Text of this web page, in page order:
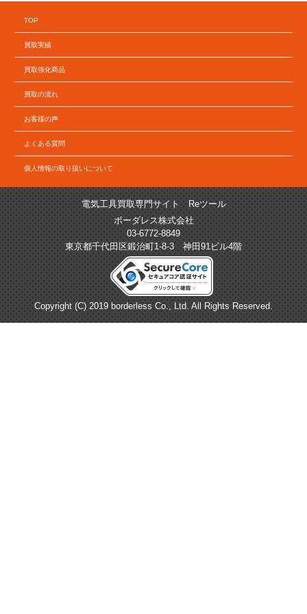
TOP
買取実績
買取強化商品
買取の流れ
お客様の声
よくある質問
個人情報の取り扱いについて
電気工具買取専門サイト Reツール
ボーダレス株式会社
03-6772-8849
東京都千代田区鍛治町1-8-3 神田91ビル4階
Copyright (C) 2019 borderless Co., Ltd. All Rights Reserved.